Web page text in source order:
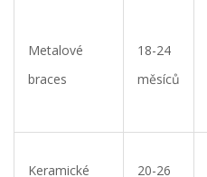
Metalové
braces
18-24
měsíců
Keramické
20-26